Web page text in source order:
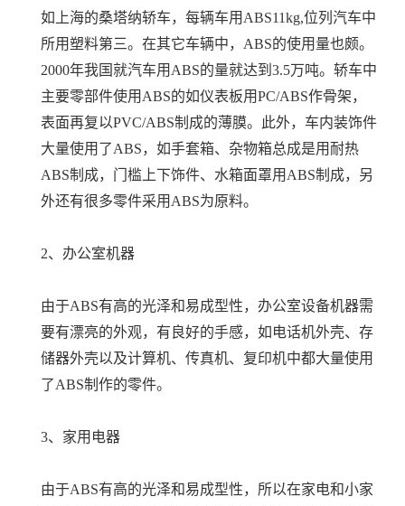
如上海的桑塔纳轿车，每辆车用ABS11kg,位列汽车中
所用塑料第三。在其它车辆中，ABS的使用量也颇。
2000年我国就汽车用ABS的量就达到3.5万吨。轿车中
主要零部件使用ABS的如仪表板用PC/ABS作骨架，
表面再复以PVC/ABS制成的薄膜。此外，车内装饰件
大量使用了ABS，如手套箱、杂物箱总成是用耐热
ABS制成，门槛上下饰件、水箱面罩用ABS制成，另
外还有很多零件采用ABS为原料。
2、办公室机器
由于ABS有高的光泽和易成型性，办公室设备机器需
要有漂亮的外观，有良好的手感，如电话机外壳、存
储器外壳以及计算机、传真机、复印机中都大量使用
了ABS制作的零件。
3、家用电器
由于ABS有高的光泽和易成型性，所以在家电和小家